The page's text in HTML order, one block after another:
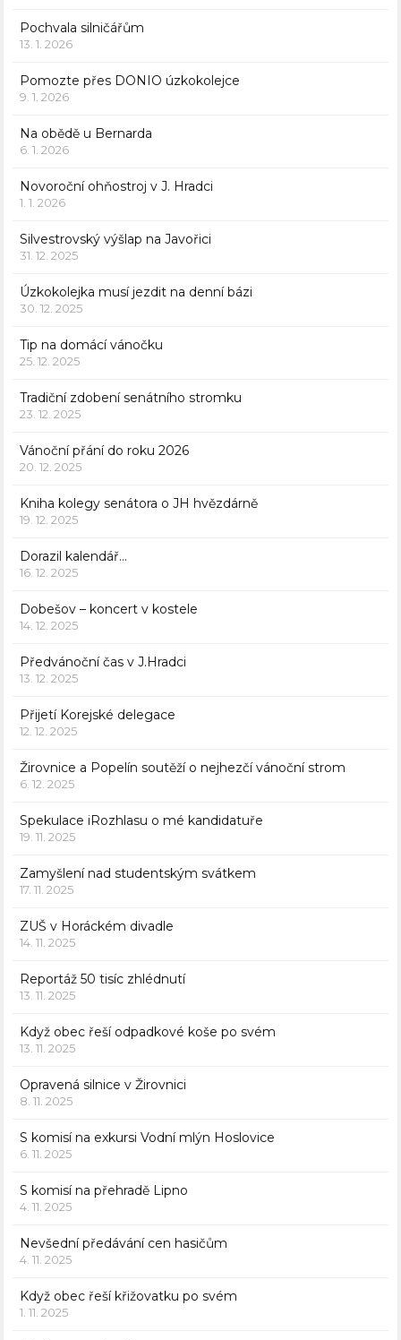
Pochvala silničářům
13. 1. 2026
Pomozte přes DONIO úzkokolejce
9. 1. 2026
Na obědě u Bernarda
6. 1. 2026
Novoroční ohňostroj v J. Hradci
1. 1. 2026
Silvestrovský výšlap na Javořici
31. 12. 2025
Úzkokolejka musí jezdit na denní bázi
30. 12. 2025
Tip na domácí vánočku
25. 12. 2025
Tradiční zdobení senátního stromku
23. 12. 2025
Vánoční přání do roku 2026
20. 12. 2025
Kniha kolegy senátora o JH hvězdárně
19. 12. 2025
Dorazil kalendář…
16. 12. 2025
Dobešov – koncert v kostele
14. 12. 2025
Předvánoční čas v J.Hradci
13. 12. 2025
Přijetí Korejské delegace
12. 12. 2025
Žirovnice a Popelín soutěží o nejhezčí vánoční strom
6. 12. 2025
Spekulace iRozhlasu o mé kandidatuře
19. 11. 2025
Zamyšlení nad studentským svátkem
17. 11. 2025
ZUŠ v Horáckém divadle
14. 11. 2025
Reportáž 50 tisíc zhlédnutí
13. 11. 2025
Když obec řeší odpadkové koše po svém
13. 11. 2025
Opravená silnice v Žirovnici
8. 11. 2025
S komisí na exkursi Vodní mlýn Hoslovice
6. 11. 2025
S komisí na přehradě Lipno
4. 11. 2025
Nevšední předávání cen hasičům
4. 11. 2025
Když obec řeší křižovatku po svém
1. 11. 2025